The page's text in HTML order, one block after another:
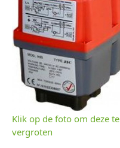
Klik op de foto om deze te
vergroten